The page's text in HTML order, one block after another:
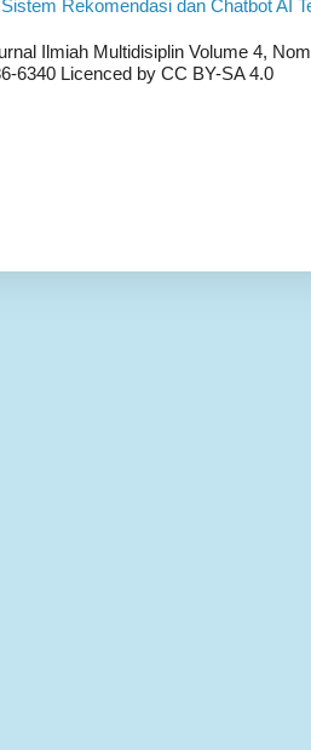
Rekomendasi dan Chatbot AI
Ilmiah Multidisiplin Volume 4,
6340 Licenced by CC BY-SA